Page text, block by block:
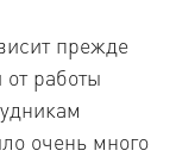
прежде
от работы
очень много